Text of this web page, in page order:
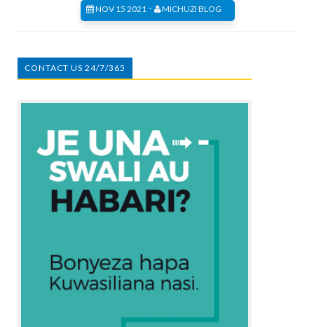
NOV 15 2021 - MICHUZI BLOG
CONTACT US 24/7/365